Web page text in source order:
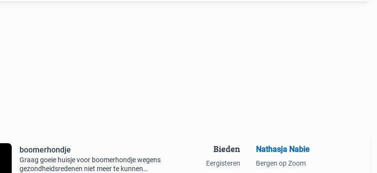
boomerhondje
Graag goeie huisje voor boomerhondje wegens
gezondheidsredenen niet meer te kunnen
Bieden
Eergisteren
Nathasja Nabie
Bergen op Zoom